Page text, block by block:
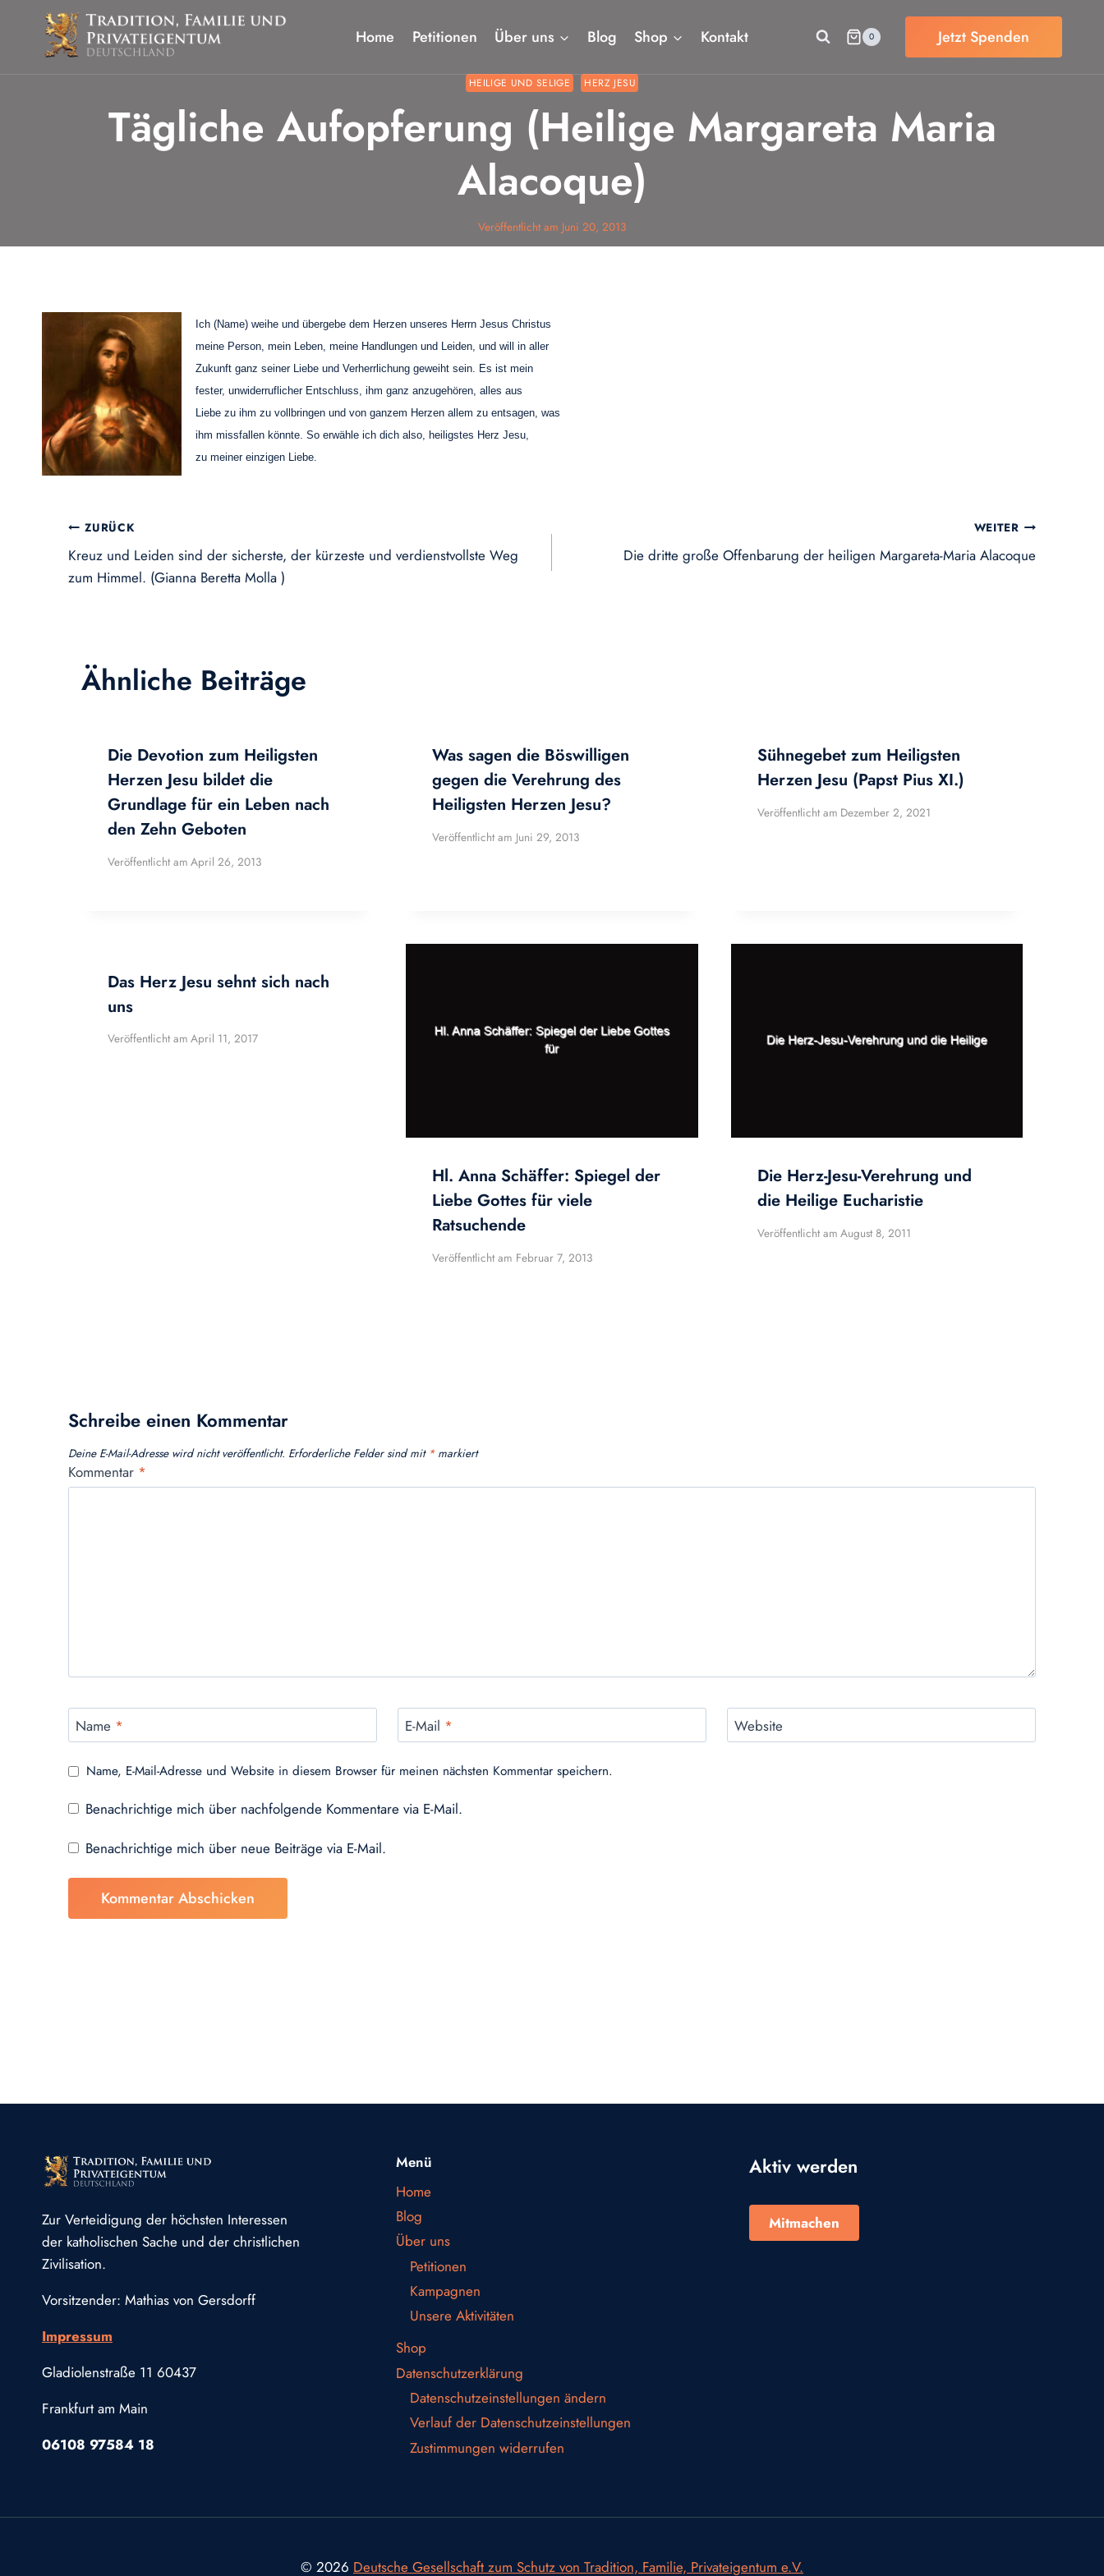
springen
Home Petitionen Über uns Blog Shop Kontakt 0 Jetzt Spenden
HEILIGE UND SELIGE HERZ JESU
Tägliche Aufopferung (Heilige Margareta Maria
Alacoque)
Veröffentlicht am Juni 20, 2013
Ich (Name) weihe und übergebe dem Herzen unseres Herrn Jesus Christus
meine Person, mein Leben, meine Handlungen und Leiden, und will in al ler
Zukunft ganz seiner Liebe und Verherrlichung geweiht sein. Es ist mein
fester, unwiderruflicher Entschluss, ihm ganz anzugehören, alles aus
Liebe zu ihm zu vollbringen und von ganzem Herzen allem zu entsagen, was
ihm missfallen könnte. So erwähle ich dich also, heiligstes Herz Jesu,
zu meiner einzigen Liebe.
Beitragsnavigation
ZURÜCK
Kreuz und Leiden sind der sicherste, der kürzeste und verdienstvollste Weg
zum Himmel. (Gianna Beretta Molla )
WEITER
Die dritte große Offenbarung der heiligen Margareta-Maria Alacoque
Ähnliche Beiträge
Die Devotion zum Heiligsten
Herzen Jesu bildet die
Grundlage für ein Leben nach
den Zehn Geboten
Veröffentlicht am April 26, 2013
Was sagen die Böswilligen
gegen die Verehrung des
Heiligsten Herzen Jesu?
Veröffentlicht am Juni 29, 2013
Sühnegebet zum Heiligsten
Herzen Jesu (Papst Pius XI.)
Veröffentlicht am Dezember 2, 2021
Das Herz Jesu sehnt sich nach
uns
Veröffentlicht am April 11, 2017
Hl. Anna Schäffer: Spiegel der
Liebe Gottes für viele
Ratsuchende
Veröffentlicht am Februar 7, 2013
Die Herz-Jesu-Verehrung und
die Heilige Eucharistie
Veröffentlicht am August 8, 2011
Schreibe einen Kommentar
Deine E-Mail-Adresse wird nicht veröffentlicht. Erforderliche Felder sind mit *markiert
Kommentar *
Name * E-Mail * Website
Name, E-Mail-Adresse und Website in diesem Browser für meinen nächsten Kommentar speichern.
Benachrichtige mich über nachfolgende Kommentare via E-Mail.
Benachrichtige mich über neue Beiträge via E-Mail.
Zur Verteidigung der höchsten Interessen
der katholischen Sache und der christlichen
Zivilisation.
Vorsitzender: Mathias von Gersdorff
Impressum
Gladiolenstraße 11 60437
Frankfurt am Main
06108 97584 18
Menü
Home
Blog
Über uns
Petitionen
Kampagnen
Unsere Aktivitäten
Shop
Datenschutzerklärung
Datenschutzeinstellungen ändern
Verlauf der Datenschutzeinstellungen
Zustimmungen widerrufen
Aktiv werden
Mitmachen
© 2026 Deutsche Gesellschaft zum Schutz von Tradition, Familie, Privateigentum e.V.